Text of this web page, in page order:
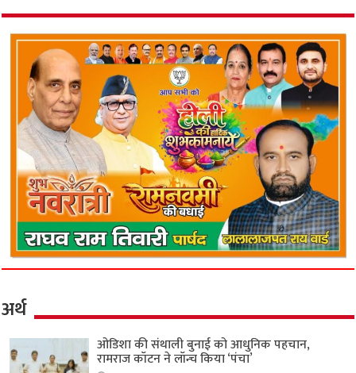
अर्थ
ओडिशा की संथाली बुनाई को आधुनिक पहचान,
रामराज कॉटन ने लॉन्च किया ‘पंचा’